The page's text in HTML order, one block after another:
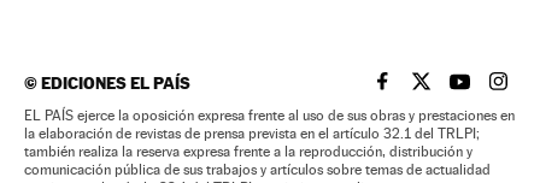
©EDICIONES EL PAÍS EL PAÍS BRASIL EN
EL PAÍSEL PAÍS
EL
EL PAÍS ejerce la oposición expresa frente al uso de sus obras y prestaciones en
la elaboración de revistas de prensa prevista en el artículo 32.1 del TRLPI;
también realiza la reserva expresa frente a la reproducción, distribución y
comunicación pública de sus trabajos y artículos sobre temas de actualidad